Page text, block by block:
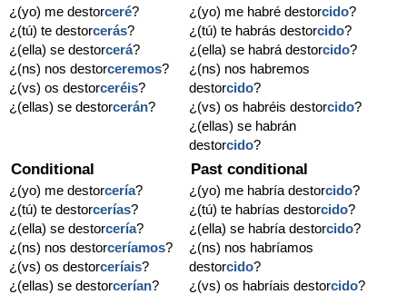
¿(yo) me destorceré?
¿(tú) te destorcerás?
¿(ella) se destorcerá?
¿(ns) nos destorceremos?
¿(vs) os destorceréis?
¿(ellas) se destorcerán?
¿(yo) me habré destorcido?
¿(tú) te habrás destorcido?
¿(ella) se habrá destorcido?
¿(ns) nos habremos
destorcido?
¿(vs) os habréis destorcido?
¿(ellas) se habrán
destorcido?
Conditional
¿(yo) me destorcería?
¿(tú) te destorcerías?
¿(ella) se destorcería?
¿(ns) nos destorceríamos?
¿(vs) os destorceríais?
¿(ellas) se destorcerían?
Past conditional
¿(yo) me habría destorcido?
¿(tú) te habrías destorcido?
¿(ella) se habría destorcido?
¿(ns) nos habríamos
destorcido?
¿(vs) os habríais destorcido?